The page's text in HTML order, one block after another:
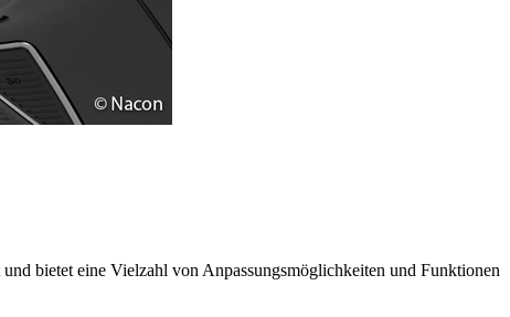
bietet eine Vielzahl von Anpassungsmöglichkeiten und Funktionen